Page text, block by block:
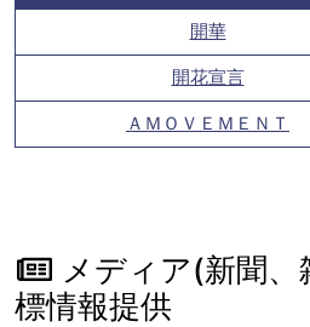
開華
開花宣言
ＡＭＯＶＥＭＥＮＴ
メディア(新聞
標情報提供